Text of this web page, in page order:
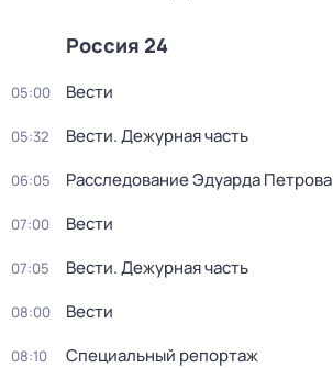
Россия 24
05:00 Вести
05:32 Вести. Дежурная часть
06:05 Расследование Эдуарда Петрова
07:00 Вести
07:05 Вести. Дежурная часть
08:00 Вести
08:10 Специальный репортаж